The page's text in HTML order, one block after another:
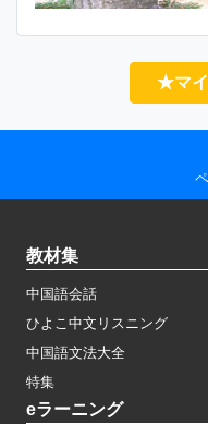
★マイ
教材集
中国語会話
ひよこ中文リスニング
中国語文法大全
特集
eラーニング